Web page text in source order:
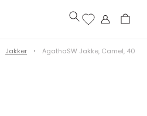
Jakker AgathaSW Jakke, Camel, 40